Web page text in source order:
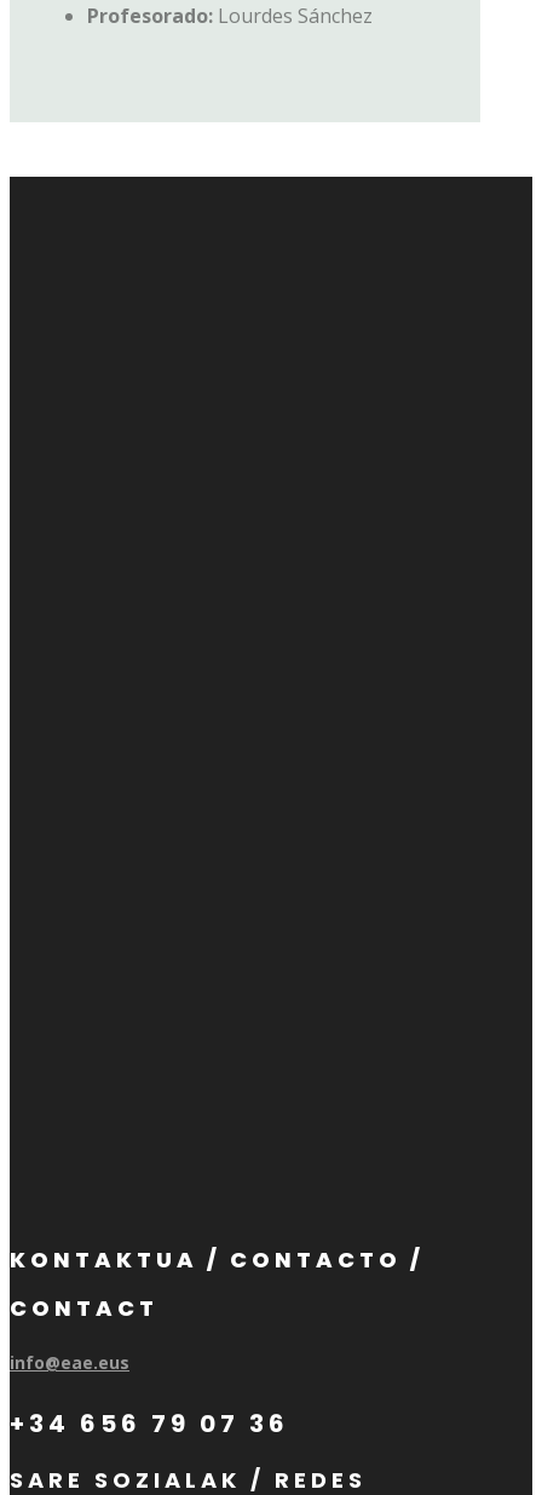
Profesorado: Lourdes Sánchez
KONTAKTUA / CONTACTO /
CONTACT
info@eae.eus
+34 656 79 07 36
SARE SOZIALAK / REDES